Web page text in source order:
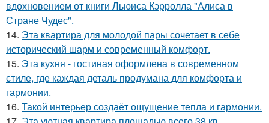
вдохновением от книги Льюиса Кэрролла "Алиса в
Стране Чудес".
14. Эта квартира для молодой пары сочетает в себе
исторический шарм и современный комфорт.
15. Эта кухня - гостиная оформлена в современном
стиле, где каждая деталь продумана для комфорта и
гармонии.
16. Такой интерьер создаёт ощущение тепла и гармонии.